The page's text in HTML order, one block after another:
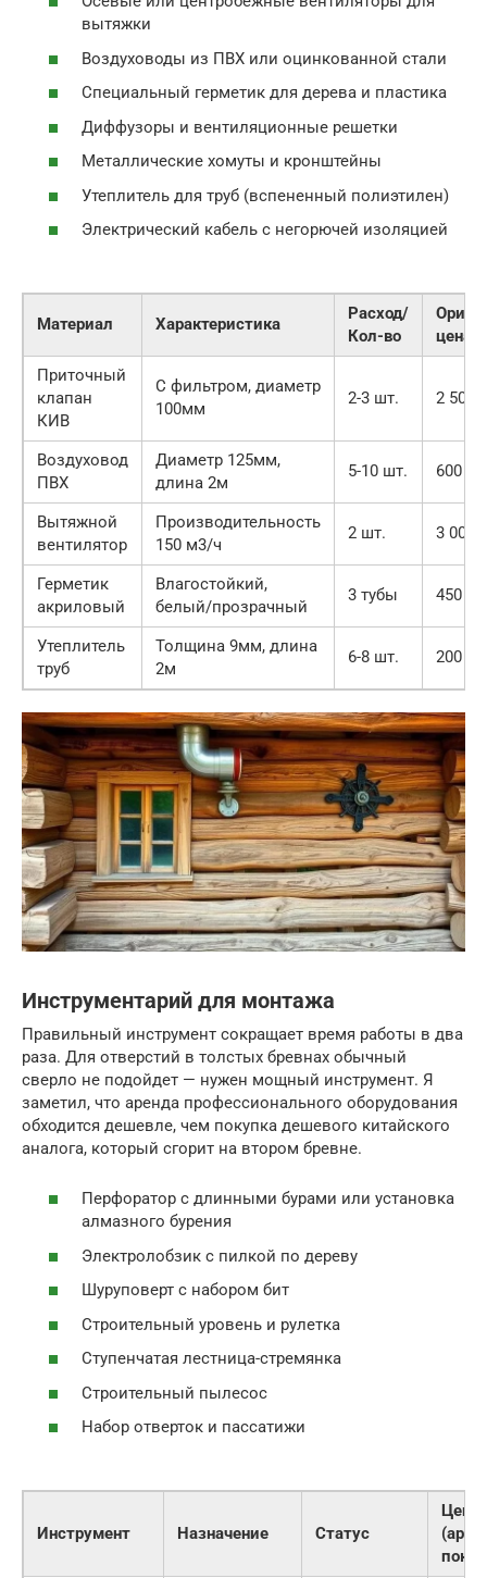
вытяжки
Воздуховоды из ПВХ или оцинкованной стали
Специальный герметик для дерева и пластика
Диффузоры и вентиляционные решетки
Металлические хомуты и кронштейны
Утеплитель для труб (вспененный полиэтилен)
Электрический кабель с негорючей изоляцией
Материал Характеристика
Расход/
Кол-во
цена
Приточный
клапан
КИВ
С фильтром, диаметр
100мм
2-3 шт. 2 500
Воздуховод
ПВХ
Диаметр 125мм,
длина 2м
5-10 шт. 600
Вытяжной
вентилятор
Производительность
150 м3/ч
2 шт. 3 000
Герметик
акриловый
Влагостойкий,
белый/прозрачный
3 тубы 450
Утеплитель
труб
Толщина 9мм, длина
2м
6-8 шт. 200
Инструментарий для монтажа
Правильный инструмент сокращает время работы в два
раза. Для отверстий в толстых бревнах обычный
сверло не подойдет — нужен мощный инструмент. Я
заметил, что аренда профессионального оборудования
обходится дешевле, чем покупка дешевого китайского
аналога, который сгорит на втором бревне.
Перфоратор с длинными бурами или установка
алмазного бурения
Электролобзик с пилкой по дереву
Шуруповерт с набором бит
Строительный уровень и рулетка
Ступенчатая лестница-стремянка
Строительный пылесос
Набор отверток и пассатижи
Инструмент Назначение Статус
Цена